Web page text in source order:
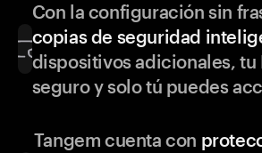
Con la configuración sin
copias de seguridad
dispositivos adicionales, tu
seguro y solo tú puedes
Tangem cuenta con